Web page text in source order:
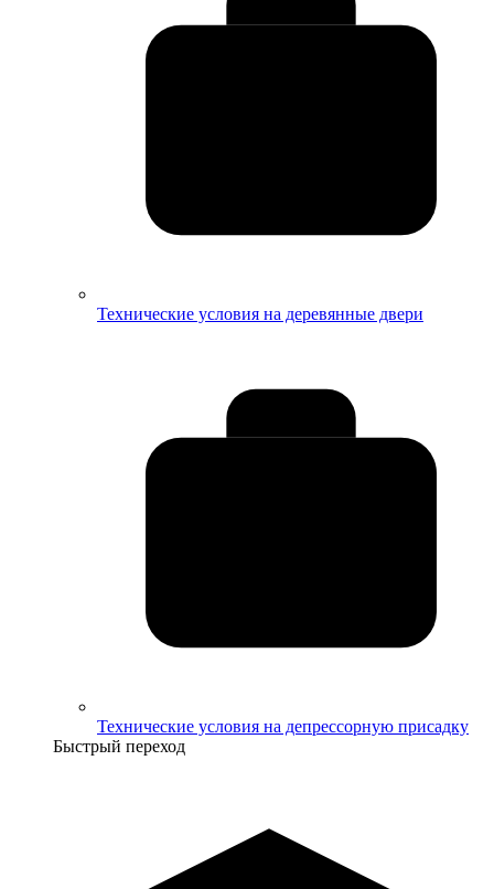
Технические условия на деревянные двери
Технические условия на депрессорную присадку
Быстрый переход